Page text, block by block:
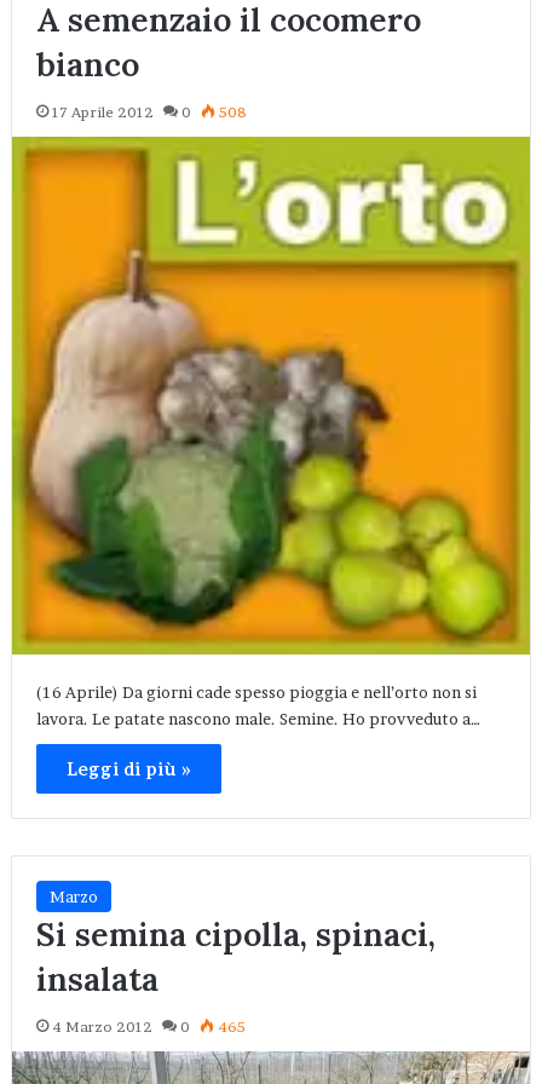
A semenzaio il cocomero
bianco
17 Aprile 2012 0 508
(16 Aprile) Da giorni cade spesso pioggia e nell’orto non si
lavora. Le patate nascono male. Semine. Ho provveduto a…
Leggi di più »
Marzo
Si semina cipolla, spinaci,
insalata
4 Marzo 2012 0 465